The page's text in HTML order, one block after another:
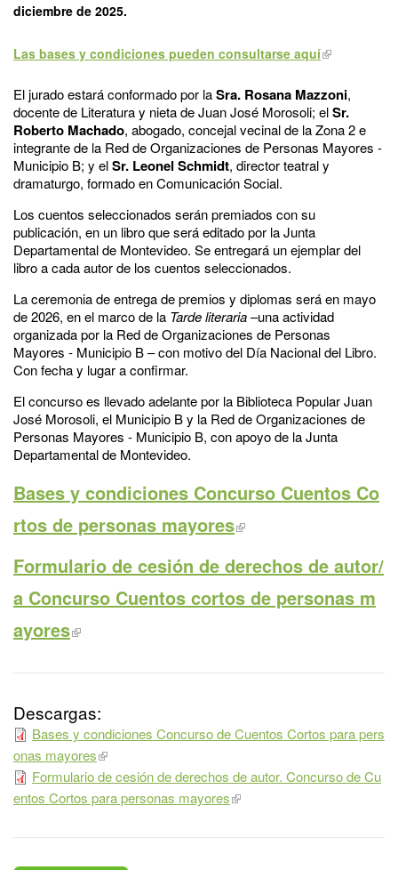
diciembre de 2025.
Las bases y condiciones pueden consultarse aquí
El jurado estará conformado por laSra. Rosana Mazzoni,
docente de Literatura y nieta de Juan José Morosoli; elSr.
Roberto Machado, abogado, concejal vecinal de la Zona 2 e
integrante de la Red de Organizaciones de Personas Mayores -
Municipio B; y elSr. Leonel Schmidt, director teatral y
dramaturgo, formado en Comunicación Social.
Los cuentos seleccionados serán premiados con su
publicación, en un libro que será editado por la Junta
Departamental de Montevideo. Se entregará un ejemplar del
libro a cada autor de los cuentos seleccionados.
La ceremonia de entrega de premios y diplomas será en mayo
de 2026, en el marco de la Tarde literaria–una actividad
organizada por la Red de Organizaciones de Personas
Mayores - Municipio B – con motivo del Día Nacional del Libro.
Con fecha y lugar a confirmar.
El concurso es llevado adelante por la Biblioteca Popular Juan
José Morosoli, el Municipio B y la Red de Organizaciones de
Personas Mayores - Municipio B, con apoyo de la Junta
Departamental de Montevideo.
Bases y condiciones Concurso Cuentos Co
rtos de personas mayores
Formulario de cesión de derechos de autor/
a Concurso Cuentos cortos de personas m
ayores
Descargas:
Bases y condiciones Concurso de Cuentos Cortos para pers
onas mayores
Formulario de cesión de derechos de autor. Concurso de Cu
entos Cortos para personas mayores